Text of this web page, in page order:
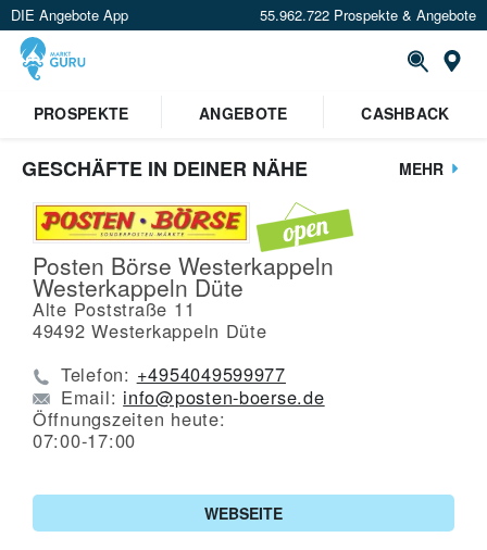
DIE Angebote App 55.962.722 Prospekte & Angebote
PROSPEKTE
ANGEBOTE CASHBACK
GESCHÄFTE IN DEINER NÄHE MEHR
Posten Börse Westerkappeln
Westerkappeln Düte
Alte Poststraße 11
49492 Westerkappeln Düte
Telefon: +4954049599977
Email: info@posten-boerse.de
Öffnungszeiten heute:
07:00-17:00
WEBSEITE